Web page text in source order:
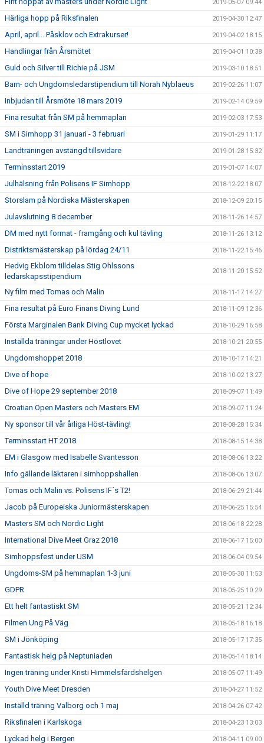
2019-05-07 09:44
Härliga hopp på Riksfinalen 2019-04-30 12:47
April, april... Påsklov och Extrakurser! 2019-04-02 18:15
Handlingar från Årsmötet 2019-04-01 10:38
Guld och Silver till Richie på JSM 2019-03-10 18:51
Barn- och Ungdomsledarstipendium till Norah Nyblaeus 2019-02-26 11:07
Inbjudan till Årsmöte 18 mars 2019 2019-02-14 09:59
Fina resultat från SM på hemmaplan 2019-02-03 17:53
SM i Simhopp 31 januari - 3 februari 2019-01-29 11:17
Landträningen avstängd tillsvidare 2019-01-28 15:32
Terminsstart 2019 2019-01-07 14:07
Julhälsning från Polisens IF Simhopp 2018-12-22 18:07
Storslam på Nordiska Mästerskapen 2018-12-09 20:15
Julavslutning 8 december 2018-11-26 14:57
DM med nytt format - framgång och kul tävling 2018-11-26 13:12
Distriktsmästerskap på lördag 24/11 2018-11-22 15:46
Hedvig Ekblom tilldelas Stig Ohlssons
ledarskapsstipendium
2018-11-20 15:52
Ny film med Tomas och Malin 2018-11-17 14:27
Fina resultat på Euro Finans Diving Lund 2018-11-09 12:36
Första Marginalen Bank Diving Cup mycket lyckad 2018-10-29 16:58
Inställda träningar under Höstlovet 2018-10-21 20:55
Ungdomshoppet 2018 2018-10-17 14:21
Dive of hope 2018-10-02 13:27
Dive of Hope 29 september 2018 2018-09-07 11:49
Croatian Open Masters och Masters EM 2018-09-07 11:24
Ny sponsor till vår årliga Höst-tävling! 2018-08-28 15:34
Terminsstart HT 2018 2018-08-15 14:38
EM i Glasgow med Isabelle Svantesson 2018-08-06 13:22
Info gällande läktaren i simhoppshallen 2018-08-06 13:07
Tomas och Malin vs. Polisens IF´s T2! 2018-06-29 21:44
Jacob på Europeiska Juniormästerskapen 2018-06-25 15:54
Masters SM och Nordic Light 2018-06-18 22:28
International Dive Meet Graz 2018 2018-06-17 15:00
Simhoppsfest under USM 2018-06-04 09:54
Ungdoms-SM på hemmaplan 1-3 juni 2018-05-30 11:53
GDPR 2018-05-25 10:29
Ett helt fantastiskt SM 2018-05-21 12:34
Filmen Ung På Väg 2018-05-18 16:18
SM i Jönköping 2018-05-17 17:35
Fantastisk helg på Neptuniaden 2018-05-14 18:14
Ingen träning under Kristi Himmelsfärdshelgen 2018-05-07 11:49
Youth Dive Meet Dresden 2018-04-27 11:52
Inställd träning Valborg och 1 maj 2018-04-26 07:42
Riksfinalen i Karlskoga 2018-04-23 13:03
Lyckad helg i Bergen 2018-04-11 09:00